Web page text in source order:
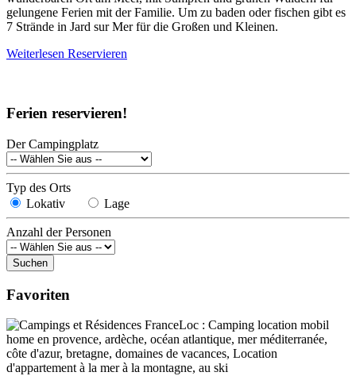
gelungene Ferien mit der Familie. Um zu baden oder fischen gibt es
7 Strände in Jard sur Mer für die Großen und Kleinen.
Weiterlesen Reservieren
Ferien reservieren!
Der Campingplatz
Typ des Orts
Lokativ
Lage
Anzahl der Personen
Favoriten